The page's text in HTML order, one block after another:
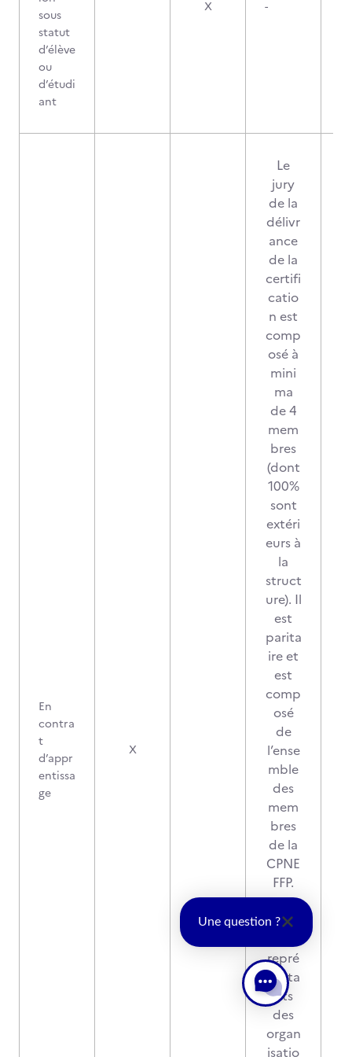
sous
statut
d’élève
ou
d’étudi
ant
X -
En
contra
t
d’appr
entissa
ge
X
Le
jury
de la
délivr
ance
de la
certifi
catio
n est
comp
osé à
mini
ma
de 4
mem
bres
(dont
100%
sont
extéri
eurs à
la
struct
ure). Il
est
parita
ire et
est
comp
osé
de
l’ense
mble
des
mem
bres
de la
CPNE
FFP.
au
moins
repré
senta
nts
des
organ
isatio
Une question ?